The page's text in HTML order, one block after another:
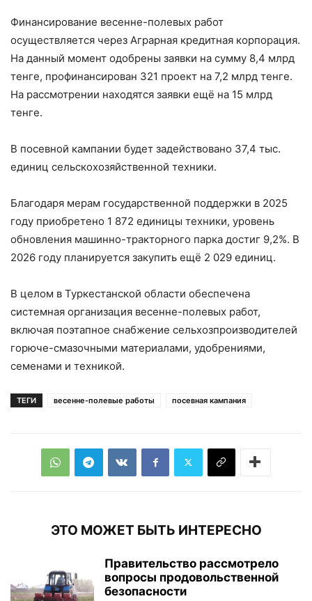
Финансирование весенне-полевых работ
осуществляется через Аграрная кредитная корпорация.
На данный момент одобрены заявки на сумму 8,4 млрд
тенге, профинансирован 321 проект на 7,2 млрд тенге.
На рассмотрении находятся заявки ещё на 15 млрд
тенге.
В посевной кампании будет задействовано 37,4 тыс.
единиц сельскохозяйственной техники.
Благодаря мерам государственной поддержки в 2025
году приобретено 1 872 единицы техники, уровень
обновления машинно-тракторного парка достиг 9,2%. В
2026 году планируется закупить ещё 2 029 единиц.
В целом в Туркестанской области обеспечена
системная организация весенне-полевых работ,
включая поэтапное снабжение сельхозпроизводителей
горюче-смазочными материалами, удобрениями,
семенами и техникой.
ТЕГИ весенне-полевые работы посевная кампания
ЭТО МОЖЕТ БЫТЬ ИНТЕРЕСНО
Правительство рассмотрело
вопросы продовольственной
безопасности